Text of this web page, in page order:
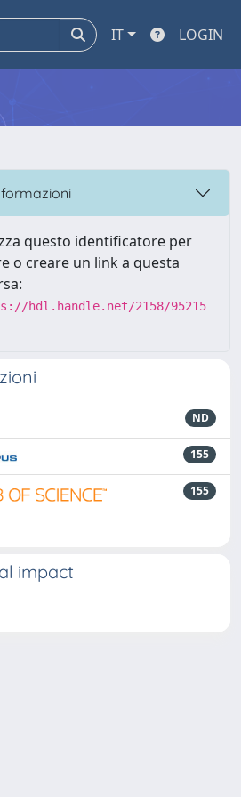
IT LOGIN
questo identificatore per
o creare un link a questa
hdl.handle.net/2158/95215
ND
155
155
impact